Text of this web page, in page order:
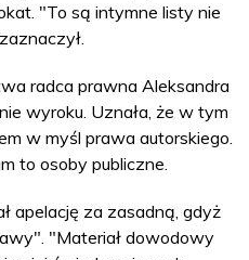
"To są intymne listy nie
radca prawna Aleksandra
wyroku. Uznała, że w tym
w myśl prawa autorskiego.
to osoby publiczne.
apelację za zasadną, gdyż
"Materiał dowodowy